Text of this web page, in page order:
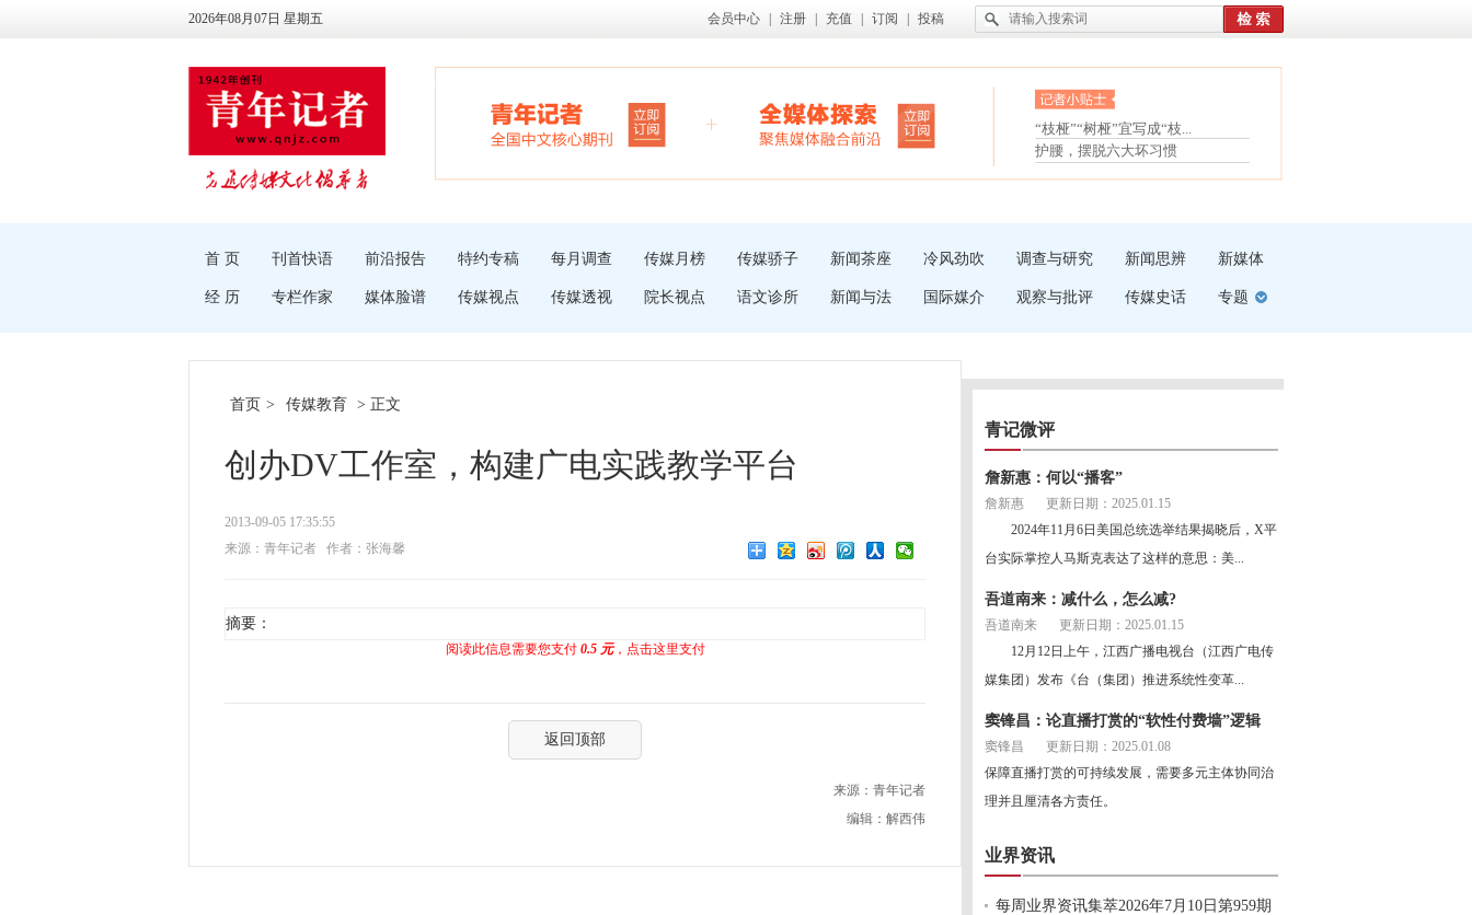
2026年08月07日 星期五 会员中心 注册 充值 订阅 投稿
眼白变红或是结膜下出血
“枝桠”“树桠”宜写成“枝...
夏天缓解疲劳有三招
护腰，摆脱六大坏习惯
受伤了冰敷还是热敷
首 页 刊首快语 前沿报告 特约专稿 每月调查 传媒月榜 传媒骄子 新闻茶座 冷风劲吹 调查与研究 新闻思辨 新媒体
经 历 专栏作家 媒体脸谱 传媒视点 传媒透视 院长视点 语文诊所 新闻与法 国际媒介 观察与批评 传媒史话 专题
首页 > 传媒教育 > 正文
创办DV工作室，构建广电实践教学平台
2013-09-05 17:35:55
来源：青年记者
作者：张海馨
摘要：
阅读此信息需要您支付 0.5 元，点击这里支付
返回顶部
来源：青年记者
编辑：解西伟
青记微评
詹新惠：何以“播客”
詹新惠
更新日期：2025.01.15
2024年11月6日美国总统选举结果揭晓后，X平
台实际掌控人马斯克表达了这样的意思：美...
吾道南来：减什么，怎么减?
吾道南来
更新日期：2025.01.15
12月12日上午，江西广播电视台（江西广电传
媒集团）发布《台（集团）推进系统性变革...
窦锋昌：论直播打赏的“软性付费墙”逻辑
窦锋昌
更新日期：2025.01.08
保障直播打赏的可持续发展，需要多元主体协同治
理并且厘清各方责任。
业界资讯
每周业界资讯集萃2026年7月10日第959期